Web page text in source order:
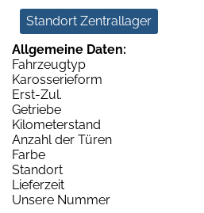
Standort Zentrallager
Allgemeine Daten:
Fahrzeugtyp
Karosserieform
Erst-Zul.
Getriebe
Kilometerstand
Anzahl der Türen
Farbe
Standort
Lieferzeit
Unsere Nummer